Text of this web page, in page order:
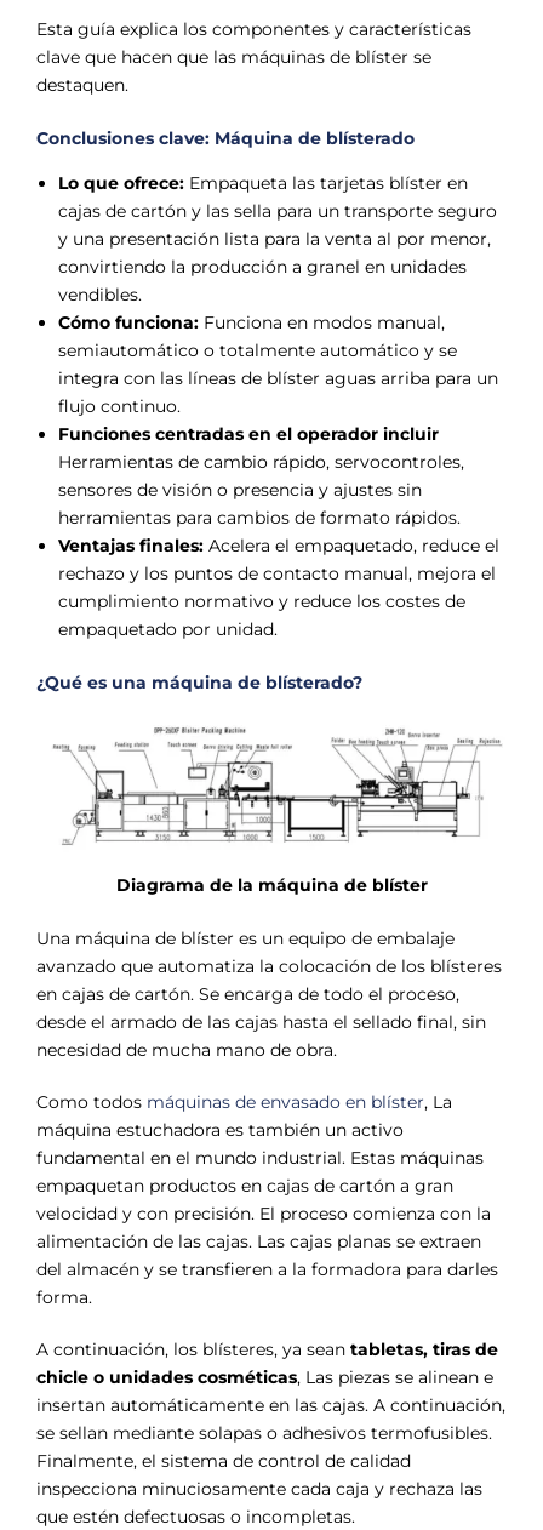
Esta guía explica los componentes y características
clave que hacen que las máquinas de blíster se
destaquen.
Conclusiones clave: Máquina de blísterado
Lo que ofrece: Empaqueta las tarjetas blíster en
cajas de cartón y las sella para un transporte seguro
y una presentación lista para la venta al por menor,
convirtiendo la producción a granel en unidades
vendibles.
Cómo funciona: Funciona en modos manual,
semiautomático o totalmente automático y se
integra con las líneas de blíster aguas arriba para un
flujo continuo.
Funciones centradas en el operador incluir
Herramientas de cambio rápido, servocontroles,
sensores de visión o presencia y ajustes sin
herramientas para cambios de formato rápidos.
Ventajas finales: Acelera el empaquetado, reduce el
rechazo y los puntos de contacto manual, mejora el
cumplimiento normativo y reduce los costes de
empaquetado por unidad.
¿Qué es una máquina de blísterado?
Diagrama de la máquina de blíster
Una máquina de blíster es un equipo de embalaje
avanzado que automatiza la colocación de los blísteres
en cajas de cartón. Se encarga de todo el proceso,
desde el armado de las cajas hasta el sellado final, sin
necesidad de mucha mano de obra.
Como todos máquinas de envasado en blíster, La
máquina estuchadora es también un activo
fundamental en el mundo industrial. Estas máquinas
empaquetan productos en cajas de cartón a gran
velocidad y con precisión. El proceso comienza con la
alimentación de las cajas. Las cajas planas se extraen
del almacén y se transfieren a la formadora para darles
forma.
A continuación, los blísteres, ya sean tabletas, tiras de
chicle o unidades cosméticas, Las piezas se alinean e
insertan automáticamente en las cajas. A continuación,
se sellan mediante solapas o adhesivos termofusibles.
Finalmente, el sistema de control de calidad
inspecciona minuciosamente cada caja y rechaza las
que estén defectuosas o incompletas.